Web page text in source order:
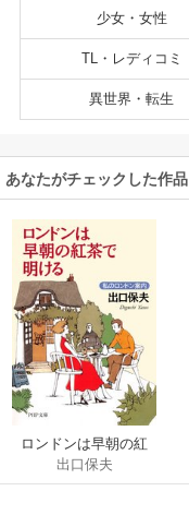
少女・女性
TL・レディコミ
異世界・転生
あなたがチェックした作品
ロンドンは早朝の紅
茶で明ける
出口保夫